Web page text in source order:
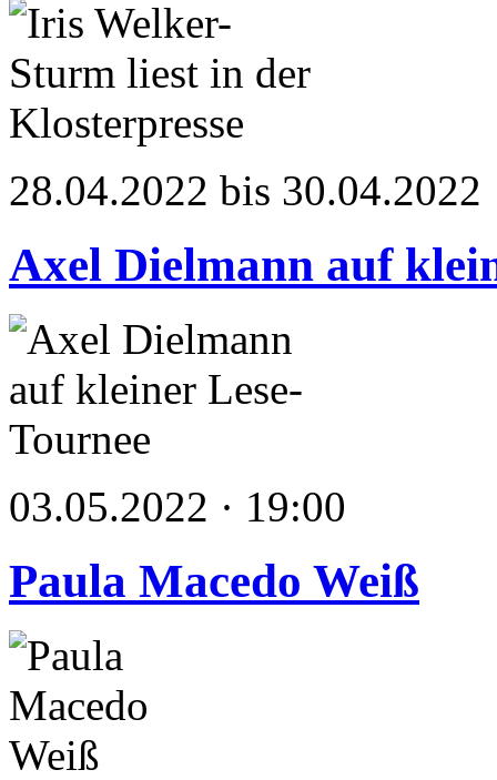
28.04.2022 bis 30.04.2022
Axel Dielmann auf
03.05.2022 · 19:00
Paula Macedo Weiß